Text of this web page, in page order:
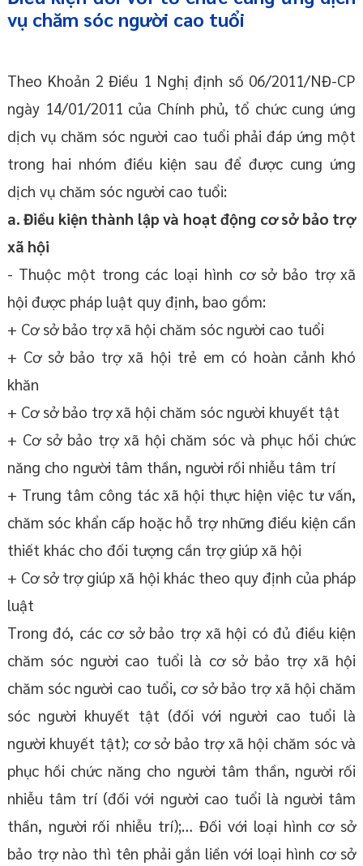
vụ chăm sóc người cao tuổi
Theo Khoản 2 Điều 1 Nghị định số 06/2011/NĐ-CP
ngày 14/01/2011 của Chính phủ, tổ chức cung ứng
dịch vụ chăm sóc người cao tuổi phải đáp ứng một
trong hai nhóm điều kiện sau để được cung ứng
dịch vụ chăm sóc người cao tuổi:
a. Điều kiện thành lập và hoạt động cơ sở bảo trợ
xã hội
- Thuộc một trong các loại hình cơ sở bảo trợ xã
hội được pháp luật quy định, bao gồm:
+ Cơ sở bảo trợ xã hội chăm sóc người cao tuổi
+ Cơ sở bảo trợ xã hội trẻ em có hoàn cảnh khó
khăn
+ Cơ sở bảo trợ xã hội chăm sóc người khuyết tật
+ Cơ sở bảo trợ xã hội chăm sóc và phục hồi chức
năng cho người tâm thần, người rối nhiễu tâm trí
+ Trung tâm công tác xã hội thực hiện việc tư vấn,
chăm sóc khẩn cấp hoặc hỗ trợ những điều kiện cần
thiết khác cho đối tượng cần trợ giúp xã hội
+ Cơ sở trợ giúp xã hội khác theo quy định của pháp
luật
Trong đó, các cơ sở bảo trợ xã hội có đủ điều kiện
chăm sóc người cao tuổi là cơ sở bảo trợ xã hội
chăm sóc người cao tuổi, cơ sở bảo trợ xã hội chăm
sóc người khuyết tật (đối với người cao tuổi là
người khuyết tật); cơ sở bảo trợ xã hội chăm sóc và
phục hồi chức năng cho người tâm thần, người rối
nhiễu tâm trí (đối với người cao tuổi là người tâm
thần, người rối nhiễu trí);… Đối với loại hình cơ sở
bảo trợ nào thì tên phải gắn liền với loại hình cơ sở